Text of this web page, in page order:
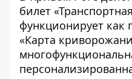
билет
функционирует как
«Карта